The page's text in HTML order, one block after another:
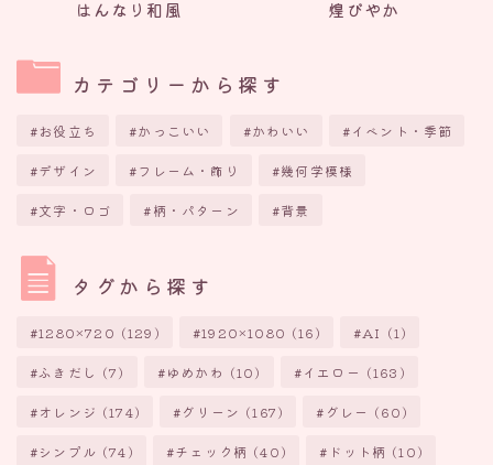
はんなり和風 煌びやか
カテゴリーから探す
お役立ち かっこいい かわいい イベント・季節
デザイン フレーム・飾り 幾何学模様
文字・ロゴ 柄・パターン 背景
タグから探す
1280×720 (129) 1920×1080 (16) AI (1)
ふきだし (7) ゆめかわ (10) イエロー (163)
オレンジ (174) グリーン (167) グレー (60)
シンプル (74) チェック柄 (40) ドット柄 (10)